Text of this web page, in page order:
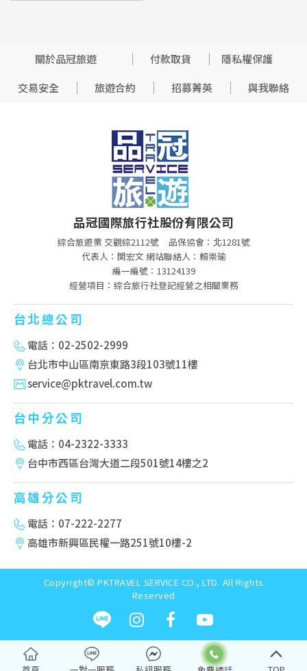
關於品冠旅遊 付款取貨
隱私權保護
交易安全
旅遊合約 招募菁英 與我聯絡
品冠國際旅行社股份有限公司
綜合旅遊業 交觀綜2112號
品保協會：北1281號
代表人：関宏文 網站聯絡人：賴崇瑜
編一編號：13124139
經營項目：綜合旅行社登記經營之相關業務
台北總公司
電話：02-2502-2999
台北市中山區南京東路3段103號11樓
service@pktravel.com.tw
台中分公司
電話：04-2322-3333
台中市西區台灣大道二段501號14樓之2
高雄分公司
電話：07-222-2277
高雄市新興區民權一路251號10樓-2
Copyright© PKTRAVEL SERVICE CO., LTD. All Rights
Reserved